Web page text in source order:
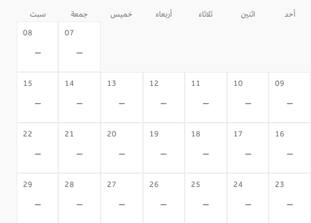
أحد اثنين ثلاثاء أربعاء خميس جمعة سبت
07
-
08
-
09
-
10
-
11
-
12
-
13
-
14
-
15
-
16
-
17
-
18
-
19
-
20
-
21
-
22
-
23
-
24
-
25
-
26
-
27
-
28
-
29
-